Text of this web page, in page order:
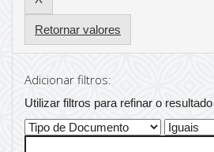
Retornar valores
Adicionar filtros:
Utilizar filtros para refinar o